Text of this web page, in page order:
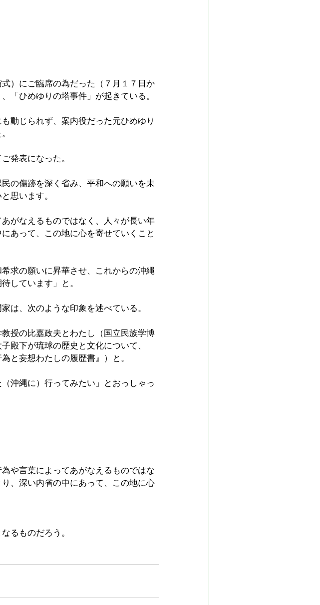
）にご臨席の為だった（７月１７日か
「ひめゆりの塔事件」が起きている。
動じられず、案内役だった元ひめゆり
発表になった。
の傷跡を深く省み、平和への願いを未
思います。
がなえるものではなく、人々が長い年
あって、この地に心を寄せていくこと
求の願いに昇華させ、これからの沖縄
しています」と。
は、次のような印象を述べている。
授の比嘉政夫とわたし（国立民族学博
殿下が琉球の歴史と文化について、
と妄想わたしの履歴書』）と。
沖縄に）行ってみたい」とおっしゃっ
や言葉によってあがなえるものではな
、深い内省の中にあって、この地に心
るものだろう。